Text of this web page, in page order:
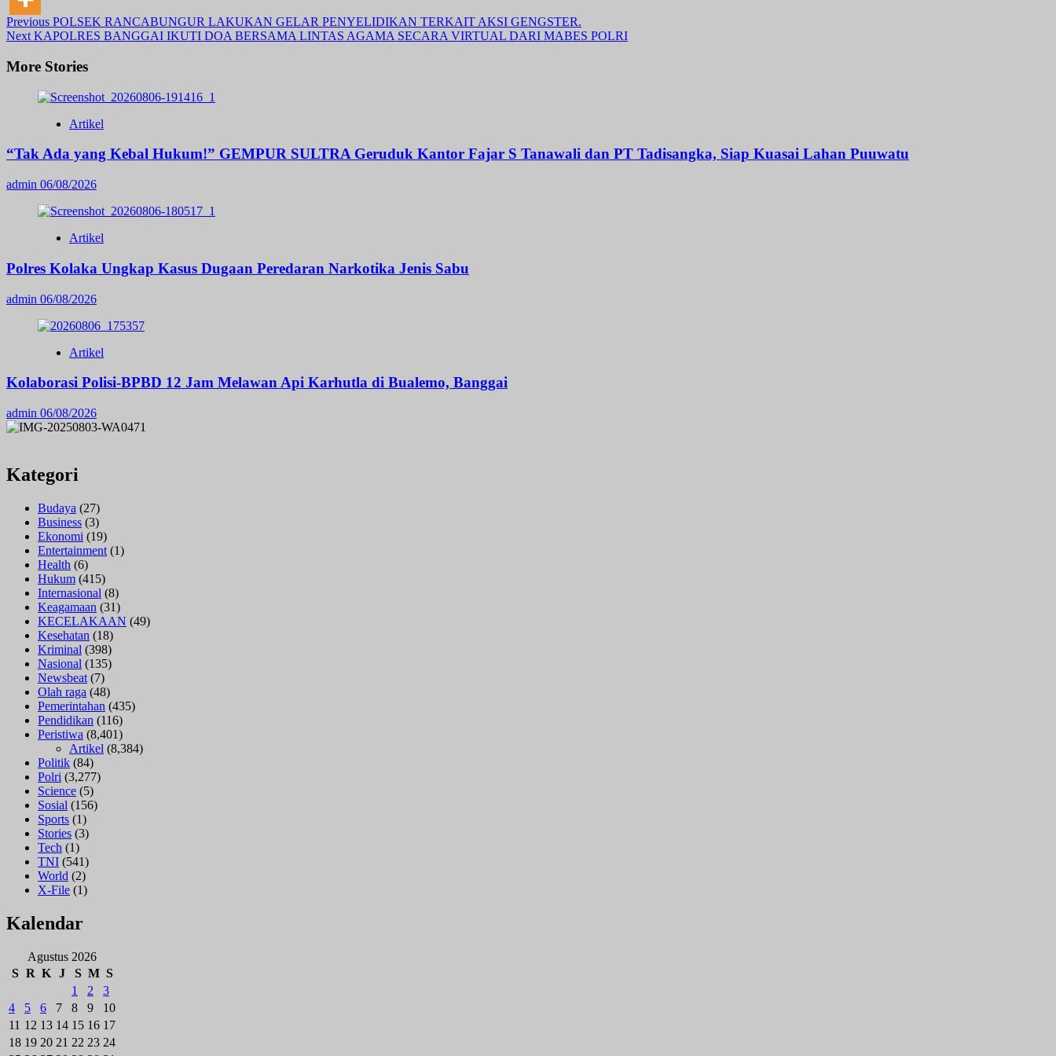
Post
Navigation
Previous POLSEK RANCABUNGUR LAKUKAN GELAR PENYELIDIKAN TERKAIT AKSI GENGSTER.
Next KAPOLRES BANGGAI IKUTI DOA BERSAMA LINTAS AGAMA SECARA VIRTUAL DARI MABES POLRI
More Stories
Artikel
“Tak Ada yang Kebal Hukum!” GEMPUR SULTRA Geruduk Kantor Fajar S Tanawali dan PT Tadisangka, Siap Kuasai Lahan Puuwatu
admin 06/08/2026
Artikel
Polres Kolaka Ungkap Kasus Dugaan Peredaran Narkotika Jenis Sabu
admin 06/08/2026
Artikel
Kolaborasi Polisi-BPBD 12 Jam Melawan Api Karhutla di Bualemo, Banggai
admin 06/08/2026
Kategori
Budaya (27)
Business (3)
Ekonomi (19)
Entertainment (1)
Health (6)
Hukum (415)
Internasional (8)
Keagamaan (31)
KECELAKAAN (49)
Kesehatan (18)
Kriminal (398)
Nasional (135)
Newsbeat (7)
Olah raga (48)
Pemerintahan (435)
Pendidikan (116)
Peristiwa (8,401)
Artikel (8,384)
Politik (84)
Polri (3,277)
Science (5)
Sosial (156)
Sports (1)
Stories (3)
Tech (1)
TNI (541)
World (2)
X-File (1)
Kalendar
Agustus 2026
S R K J S M S
1
2
3
4
5 6 7 8 9
10
11 12 13 14 15 16 17
18 19 20 21 22 23 24